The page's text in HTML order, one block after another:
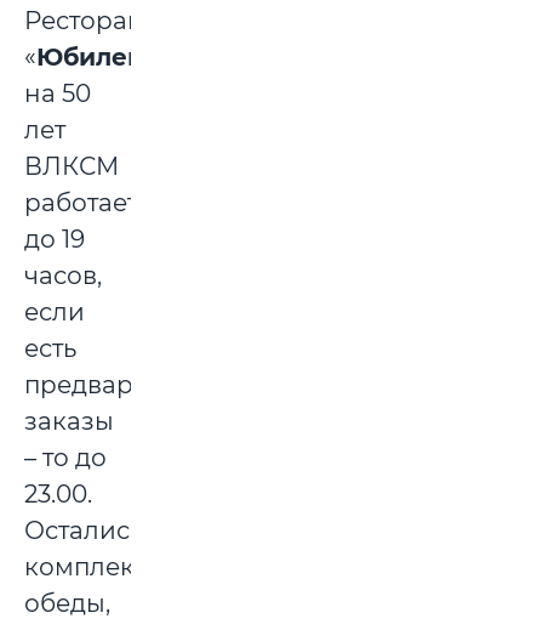
Ресторан
«Юбилейный»
на 50
лет
ВЛКСМ
работает
до 19
часов,
если
есть
предварительные
заказы
– то до
23.00.
Остались
комплексные
обеды,